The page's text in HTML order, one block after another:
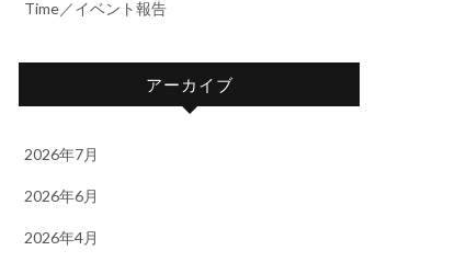
Time／イベント報告
アーカイブ
2026年7月
2026年6月
2026年4月